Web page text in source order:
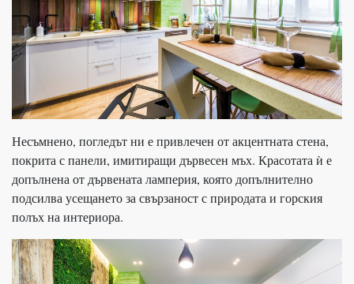
Несъмнено, погледът ни е привлечен от акцентната стена,
покрита с панели, имитиращи дървесен мъх. Красотата ѝ е
допълнена от дървената ламперия, която допълнително
подсилва усещането за свързаност с природата и горския
полъх на интериора.